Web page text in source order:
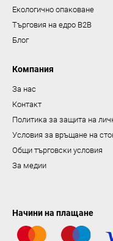
Екологично опаковане
Търговия на едро B2B
Блог
Компания
За нас
Контакт
Политика за защита на
Условия за връщане на
Общи търговски условия
За медии
Начини на плащане